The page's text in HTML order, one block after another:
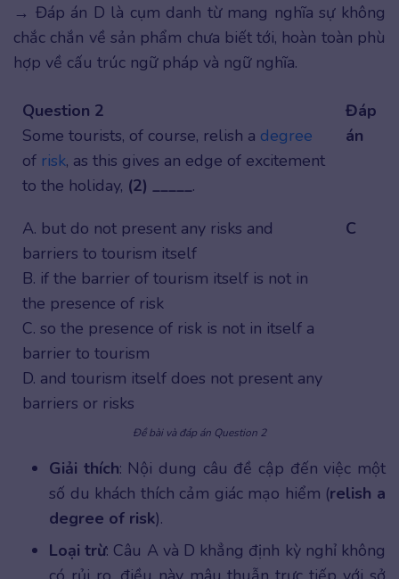
→ Đáp án D là cụm danh từ mang nghĩa sự không
chắc chắn về sản phẩm chưa biết tới, hoàn toàn phù
hợp về cấu trúc ngữ pháp và ngữ nghĩa.
Question 2
Some tourists, of course, relish a degree
of risk, as this gives an edge of excitement
to the holiday, (2) _____.
Đáp
án
A. but do not present any risks and
barriers to tourism itself
B. if the barrier of tourism itself is not in
the presence of risk
C. so the presence of risk is not in itself a
barrier to tourism
D. and tourism itself does not present any
barriers or risks
C
Đề bài và đáp án Question 2
Giải thích: Nội dung câu đề cập đến việc một
số du khách thích cảm giác mạo hiểm (relish a
degree of risk).
Loại trừ: Câu A và D khẳng định kỳ nghỉ không